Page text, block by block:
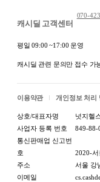
캐시딜 고객센터
070-
평일 09:00 ~17:00 운영
캐시딜 관련 문의만 접수 가
이용약관 개인정보 처리
상호/대표자명
넛지헬
사업자 등록 번호
849-88-
통신판매업 신고번
호
2020-서
주소
서울 강
이메일